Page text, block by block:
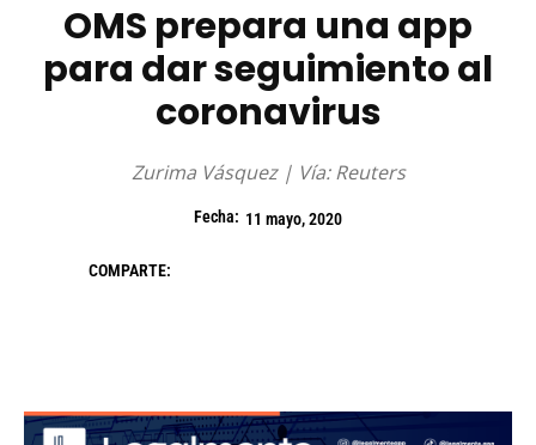
OMS prepara una app
para dar seguimiento al
coronavirus
Zurima Vásquez | Vía: Reuters
Fecha: 11 mayo, 2020
COMPARTE: